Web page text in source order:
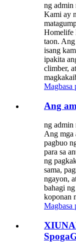
ng admin
Kami ay
Homelife
taon.
isang
ipakita
climber,
Magbasa
Ang
ng admin
Ang mga
pagbuo
para sa
ng
sama,
ngayon,
bahagi
koponan
Magbasa